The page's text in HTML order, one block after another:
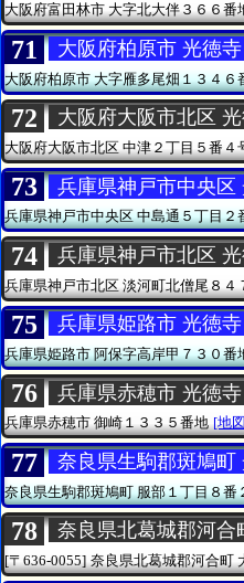
大阪府富田林市大字北大伴３６６番
71 大阪府柏原市 光徳寺
大阪府柏原市大字雁多尾畑１３４６
72 大阪府大阪市北区
大阪府大阪市北区 中津２丁目５番４
73 兵庫県神戸市中央区
兵庫県神戸市中央区中島通５丁目２
74 兵庫県神戸市北区
兵庫県神戸市北区 淡河町北僧尾８４
75 兵庫県姫路市 光徳寺
兵庫県姫路市阿保字高岸甲７３０番
76 兵庫県赤穂市 光徳寺
兵庫県赤穂市御崎１３３５番地 [地
77 奈良県生駒郡斑鳩町
奈良県生駒郡斑鳩町服部１丁目８番
78 奈良県北葛城郡河合
[〒636-0055] 奈良県北葛城郡河合町